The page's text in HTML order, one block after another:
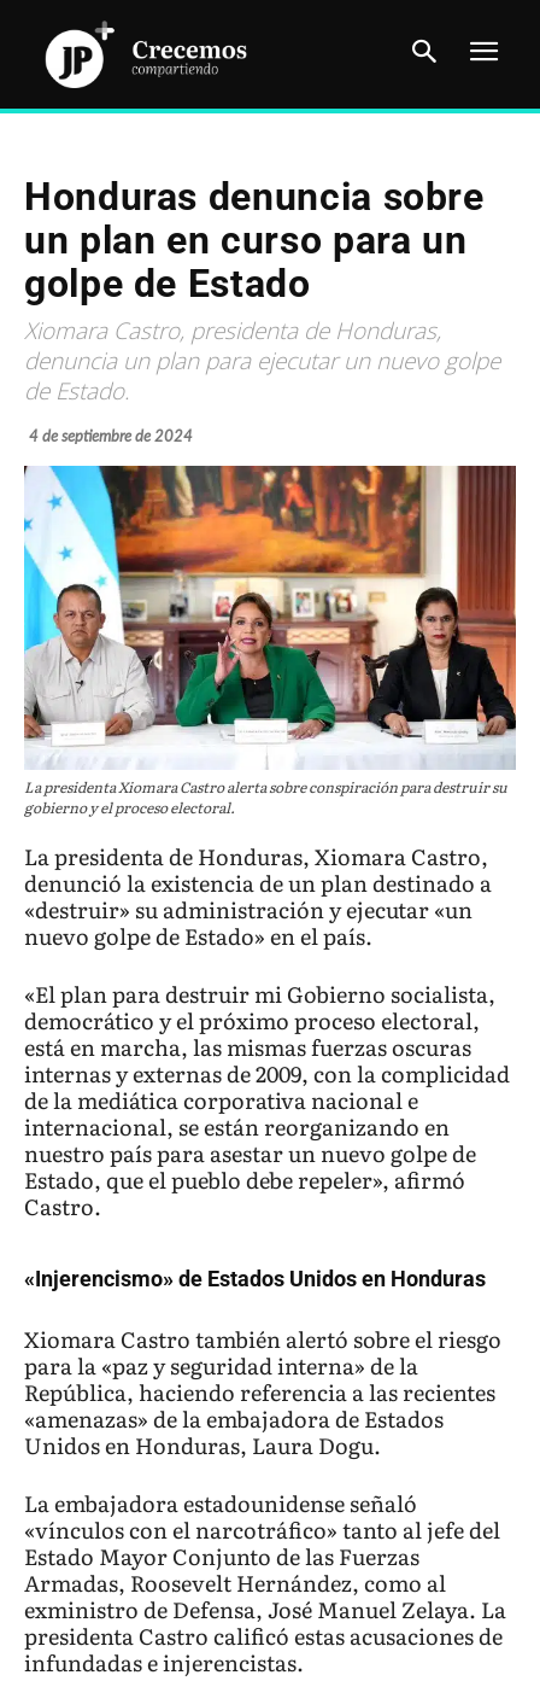
Honduras denuncia sobre
un plan en curso para un
golpe de Estado
Xiomara Castro, presidenta de Honduras,
denuncia un plan para ejecutar un nuevo golpe
de Estado.
4 de septiembre de 2024
La presidenta Xiomara Castro alerta sobre conspiración para destruir su
gobierno y el proceso electoral.
La presidenta de Honduras, Xiomara Castro,
denunció la existencia de un plan destinado a
«destruir» su administración y ejecutar «un
nuevo golpe de Estado» en el país.
«El plan para destruir mi Gobierno socialista,
democrático y el próximo proceso electoral,
está en marcha, las mismas fuerzas oscuras
internas y externas de 2009, con la complicidad
de la mediática corporativa nacional e
internacional, se están reorganizando en
nuestro país para asestar un nuevo golpe de
Estado, que el pueblo debe repeler», afirmó
Castro.
«Injerencismo» de Estados Unidos en Honduras
Xiomara Castro también alertó sobre el riesgo
para la «paz y seguridad interna» de la
República, haciendo referencia a las recientes
«amenazas» de la embajadora de Estados
Unidos en Honduras, Laura Dogu.
La embajadora estadounidense señaló
«vínculos con el narcotráfico» tanto al jefe del
Estado Mayor Conjunto de las Fuerzas
Armadas, Roosevelt Hernández, como al
exministro de Defensa, José Manuel Zelaya. La
presidenta Castro calificó estas acusaciones de
infundadas e injerencistas.